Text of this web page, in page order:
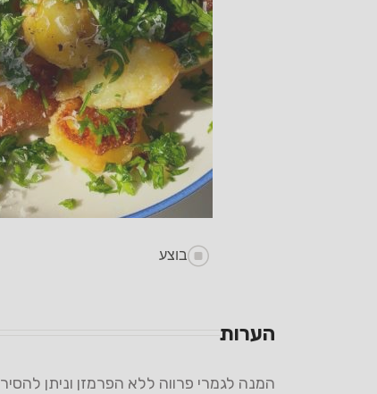
בוצע
הערות
המנה לגמרי פרווה ללא הפרמזן וניתן להסיר